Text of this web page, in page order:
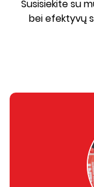
Susisiekite su
bei efektyvų